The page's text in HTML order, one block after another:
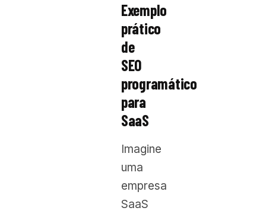
Exemplo
prático
de
SEO
programático
para
SaaS
Imagine
uma
empresa
SaaS